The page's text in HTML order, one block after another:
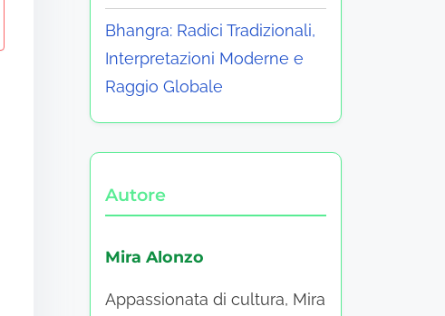
Bhangra: Radici Tradizionali,
Interpretazioni Moderne e
Raggio Globale
Autore
Mira Alonzo
Appassionata di cultura, Mira